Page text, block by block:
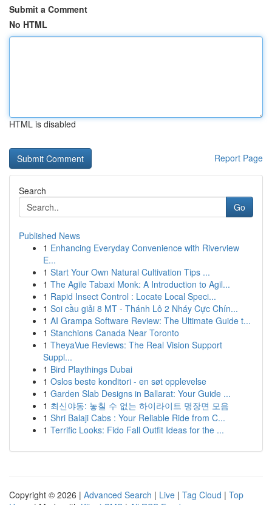
Submit a Comment
No HTML
HTML is disabled
Report Page
Search
Go
Published News
1 Enhancing Everyday Convenience with Riverview
E...
1 Start Your Own Natural Cultivation Tips ...
1 The Agile Tabaxi Monk: A Introduction to Agil...
1 Rapid Insect Control : Locate Local Speci...
1 Soi cầu giải 8 MT - Thánh Lô 2 Nháy Cực Chín...
1 AI Grampa Software Review: The Ultimate Guide t...
1 Stanchions Canada Near Toronto
1 TheyaVue Reviews: The Real Vision Support
Suppl...
1 Bird Playthings Dubai
1 Oslos beste konditori - en søt opplevelse
1 Garden Slab Designs in Ballarat: Your Guide ...
1 최신야동: 놓칠 수 없는 하이라이트 명장면 모음
1 Shri Balaji Cabs : Your Reliable Ride from C...
1 Terrific Looks: Fido Fall Outfit Ideas for the ...
Copyright © 2026 | Advanced Search | Live | Tag Cloud | Top